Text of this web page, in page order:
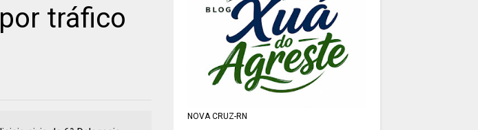
tráfico
NOVA CRUZ-RN